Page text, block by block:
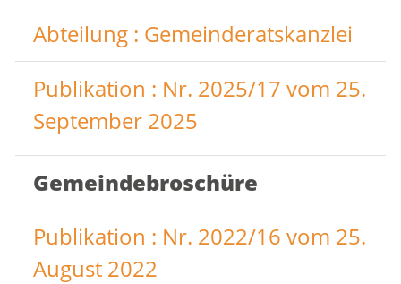
Abteilung : Gemeinderatskanzlei
Publikation : Nr. 2025/17 vom 25.
September 2025
Gemeindebroschüre
Publikation : Nr. 2022/16 vom 25.
August 2022